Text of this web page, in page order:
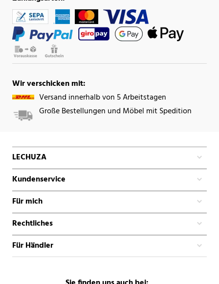
Wir verschicken mit:
Versand innerhalb von 5 Arbeitstagen
Große Bestellungen und Möbel mit Spedition
LECHUZA
Kundenservice
Für mich
Rechtliches
Für Händler